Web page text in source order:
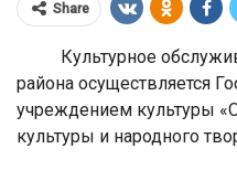
Share
Культурное
района осуществляется
учреждением культуры
культуры и народного